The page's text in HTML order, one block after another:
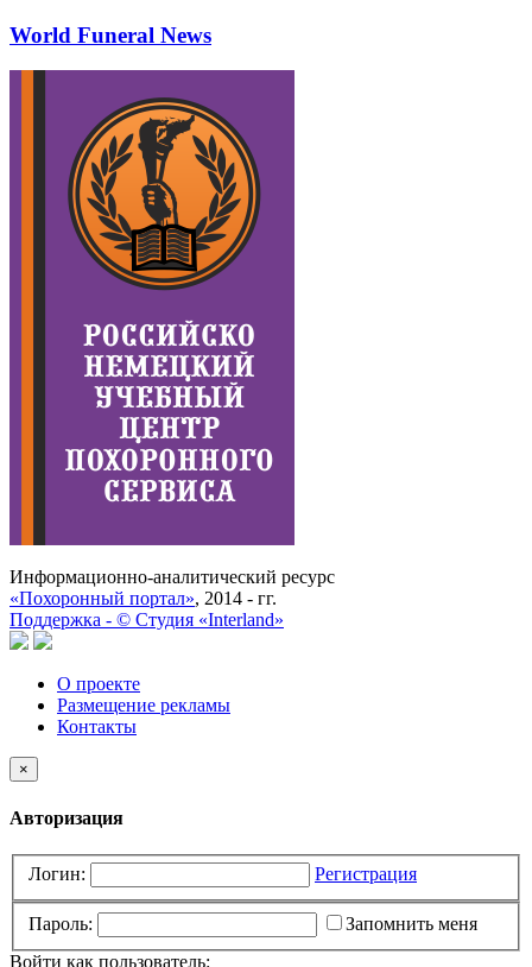
World Funeral News
Информационно-аналитический ресурс
«Похоронный портал», 2014 - гг.
Поддержка - © Cтудия «Interland»
О проекте
Размещение рекламы
Контакты
×
Авторизация
Логин: Регистрация
Пароль:
Запомнить меня
Войти как пользователь: